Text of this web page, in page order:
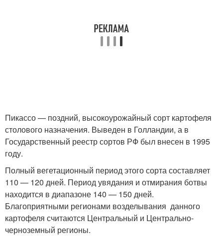
Пикассо — поздний, высокоурожайный сорт картофеля
столового назначения. Выведен в Голландии, а в
Государственный реестр сортов РФ был внесен в 1995
году.
Полный вегетационный период этого сорта составляет
110 — 120 дней. Период увядания и отмирания ботвы
находится в диапазоне 140 — 150 дней.
Благоприятными регионами возделывания данного
картофеля считаются Центральный и Центрально-
черноземный регионы.